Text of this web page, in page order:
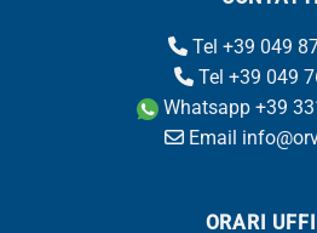
Tel +39 049
Tel +39 049
Whatsapp +39
Email
ORARI